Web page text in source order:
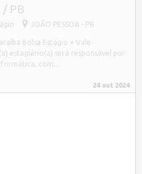
/ PB
JOÃO PESSOA - PB
Bolsa Estágio + Vale
estagiário(a) será responsável por
com…
24 out 2024